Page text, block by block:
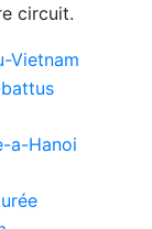
circuit.